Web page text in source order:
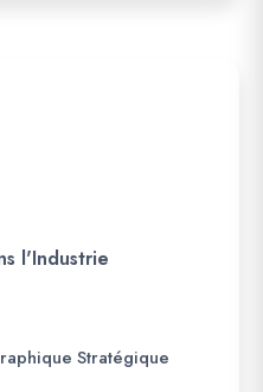
l'Industrie
Stratégique